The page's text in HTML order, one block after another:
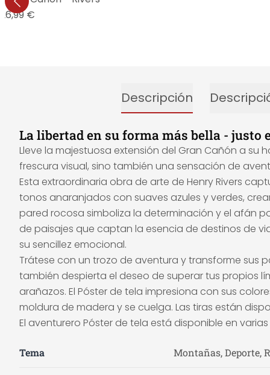
26,99 €
Descripción
La libertad en su forma más bella - justo
Lleve la majestuosa extensión del Gran Cañón a
frescura visual, sino también una sensación de
Esta extraordinaria obra de arte de Henry Rivers
tonos anaranjados con suaves azules y verdes,
pared rocosa simboliza la determinación y el afán
de paisajes que captan la esencia de destinos de
su sencillez emocional.
Trátese con un trozo de aventura y transforme sus
también despierta el deseo de superar tus propios
arañazos. El Póster de tela impresiona con sus
moldura de madera y se cuelga. Las tiras están
El aventurero Póster de tela está disponible en
Tema Montañas, Deporte,